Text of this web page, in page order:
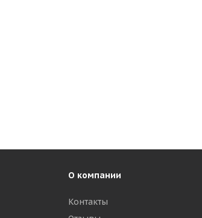
О компании
Контакты